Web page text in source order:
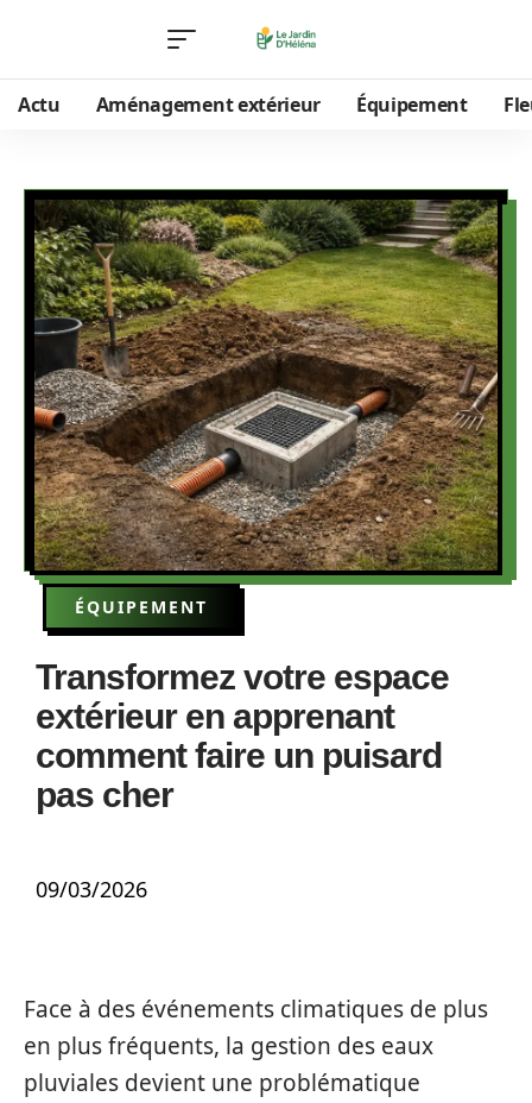
Actu Aménagement extérieur Équipement
ÉQUIPEMENT
Transformez votre espace
extérieur en apprenant
comment faire un puisard
pas cher
09/03/2026
Face à des événements climatiques de plus
en plus fréquents, la gestion des eaux
pluviales devient une problématique